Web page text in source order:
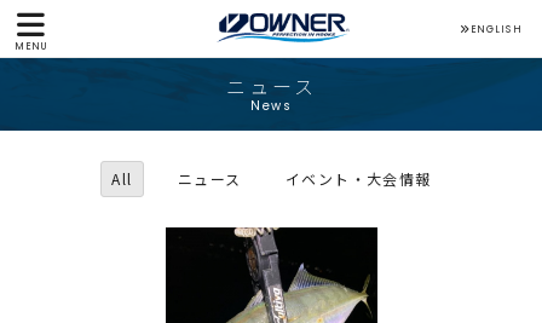
MENU
ENGLISH
ニュース
News
All ニュース イベント・大会情報